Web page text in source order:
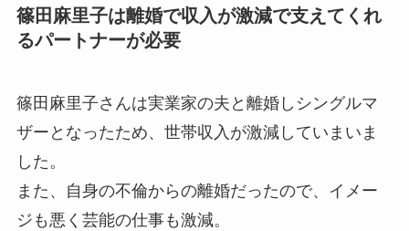
篠田麻里子は離婚で収入が激減で支えてくれ
るパートナーが必要
篠田麻里子さんは実業家の夫と離婚しシングルマ
ザーとなったため、世帯収入が激減していまいま
した。
また、自身の不倫からの離婚だったので、イメー
ジも悪く芸能の仕事も激減。